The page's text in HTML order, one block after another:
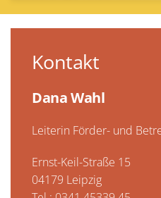
Kontakt
Dana Wahl
Leiterin Förder- und
Ernst-Keil-Straße 15
04179 Leipzig